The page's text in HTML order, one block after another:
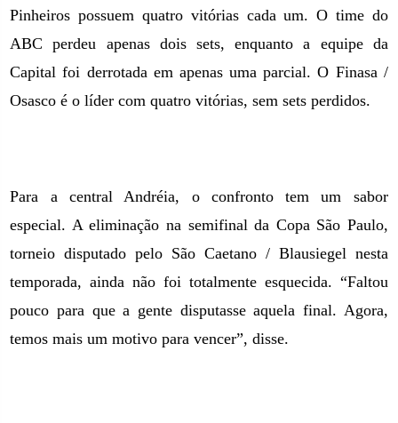
Pinheiros possuem quatro vitórias cada um. O time do
ABC perdeu apenas dois sets, enquanto a equipe da
Capital foi derrotada em apenas uma parcial. O Finasa /
Osasco é o líder com quatro vitórias, sem sets perdidos.
Para a central Andréia, o confronto tem um sabor
especial. A eliminação na semifinal da Copa São Paulo,
torneio disputado pelo São Caetano / Blausiegel nesta
temporada, ainda não foi totalmente esquecida. “Faltou
pouco para que a gente disputasse aquela final. Agora,
temos mais um motivo para vencer”, disse.